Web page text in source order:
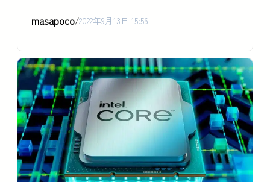
masapoco/2022年9月13日 15:56